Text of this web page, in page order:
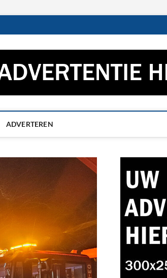
nieuws uit
ADVERTEREN